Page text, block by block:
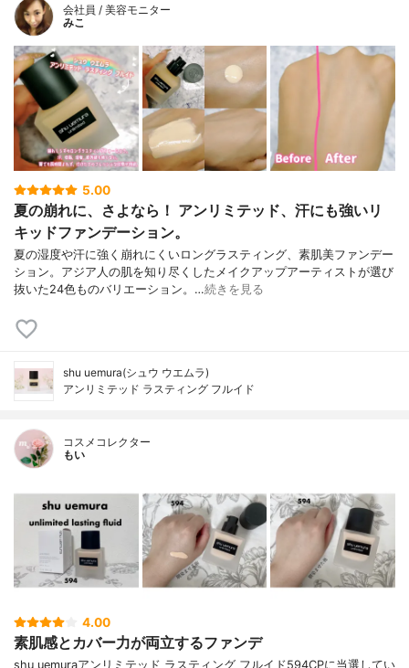
会社員 / 美容モニター
みこ
5.00
夏の崩れに、さよなら！ アンリミテッド、汗にも強いリ
キッドファンデーション。
夏の湿度や汗に強く崩れにくいロングラスティング、素肌美ファンデー
ション。アジア人の肌を知り尽くしたメイクアップアーティストが選び
抜いた24色ものバリエーション。…続きを見る
shu uemura(シュウ ウエムラ)
アンリミテッド ラスティング フルイド
コスメコレクター
もい
4.00
素肌感とカバー力が両立するファンデ
shu uemuraアンリミテッド ラスティング フルイド594CPに当選してい